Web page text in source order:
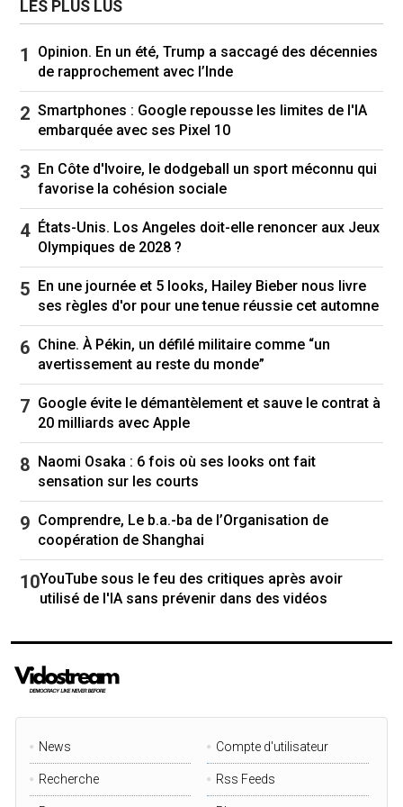
d'ailleurs été saluée par Donald Trump. A défaut
directement ou indirectement, le Président
américain a au moins affirmé adhérer à
l'alliance à défendre l'un des leurs en cas
d'attaque. L'alliance transatlantique est
certainement moribonde, mais elle n'a pas
encore rendu son dernier souffle.
Follow
Europe
LES PLUS LUS
Opinion. En un été, Trump a saccagé des décennies
de rapprochement avec l’Inde
Smartphones : Google repousse les limites de l'IA
embarquée avec ses Pixel 10
En Côte d'Ivoire, le dodgeball un sport méconnu qui
favorise la cohésion sociale
États-Unis. Los Angeles doit-elle renoncer aux Jeux
Olympiques de 2028 ?
En une journée et 5 looks, Hailey Bieber nous livre
ses règles d'or pour une tenue réussie cet automne
Chine. À Pékin, un défilé militaire comme “un
avertissement au reste du monde”
Google évite le démantèlement et sauve le contrat à
20 milliards avec Apple
Naomi Osaka : 6 fois où ses looks ont fait
sensation sur les courts
Comprendre, Le b.a.-ba de l’Organisation de
coopération de Shanghai
YouTube sous le feu des critiques après avoir
utilisé de l'IA sans prévenir dans des vidéos
News Compte d'utilisateur
Recherche Rss Feeds